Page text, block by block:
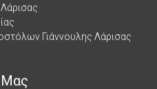
Γιάννουλης Λάρισας
Μας